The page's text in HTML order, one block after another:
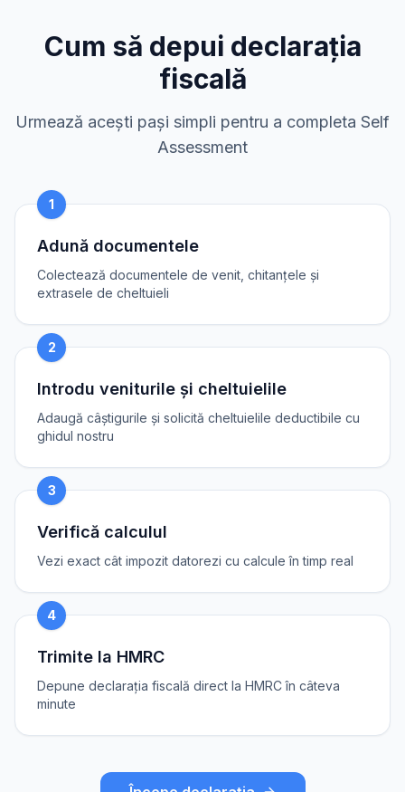
Cum să depui declarația
fiscală
Urmează acești pași simpli pentru a completa Self
Assessment
1
Adună documentele
Colectează documentele de venit, chitanțele și
extrasele de cheltuieli
2
Introdu veniturile și cheltuielile
Adaugă câștigurile și solicită cheltuielile deductibile cu
ghidul nostru
3
Verifică calculul
Vezi exact cât impozit datorezi cu calcule în timp real
4
Trimite la HMRC
Depune declarația fiscală direct la HMRC în câteva
minute